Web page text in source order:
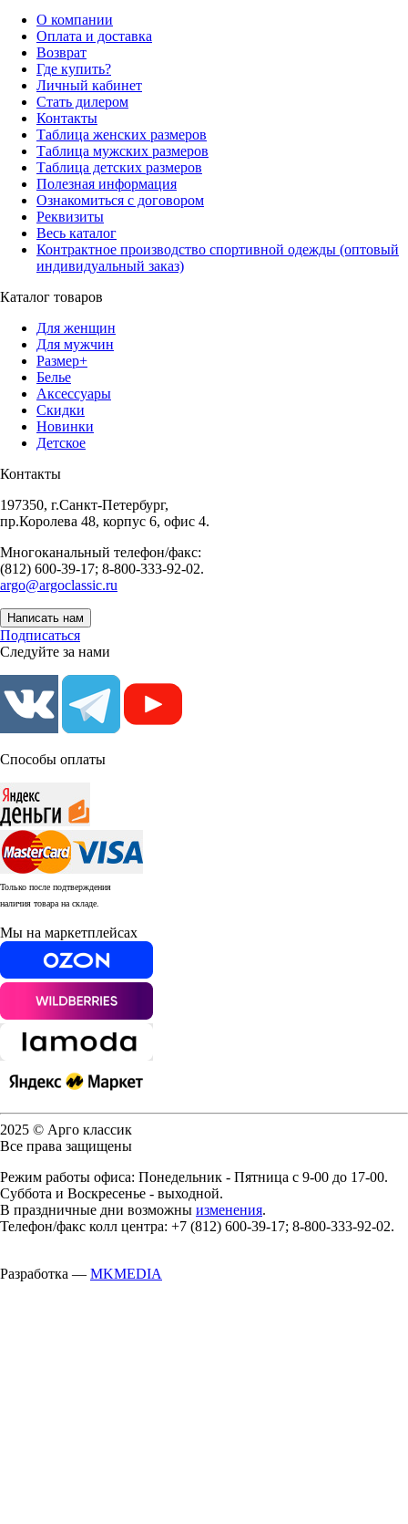
О компании
Оплата и доставка
Возврат
Где купить?
Личный кабинет
Стать дилером
Контакты
Таблица женских размеров
Таблица мужских размеров
Таблица детских размеров
Полезная информация
Ознакомиться с договором
Реквизиты
Весь каталог
Контрактное производство спортивной одежды (оптовый
индивидуальный заказ)
Каталог товаров
Для женщин
Для мужчин
Размер+
Белье
Аксессуары
Скидки
Новинки
Детское
Контакты
197350, г.Санкт-Петербург,
пр.Королева 48, корпус 6, офис 4.
Многоканальный телефон/факс:
(812) 600-39-17; 8-800-333-92-02.
argo@argoclassic.ru
Написать нам
Подписаться
Следуйте за нами
Способы оплаты
Только после подтверждения
наличия товара на складе.
Мы на маркетплейсах
2025 © Арго классик
Все права защищены
Режим работы офиса: Понедельник - Пятница с 9-00 до 17-00.
Суббота и Воскресенье - выходной.
В праздничные дни возможны изменения.
Телефон/факс колл центра: +7 (812) 600-39-17; 8-800-333-92-02.
Разработка — MKMEDIA